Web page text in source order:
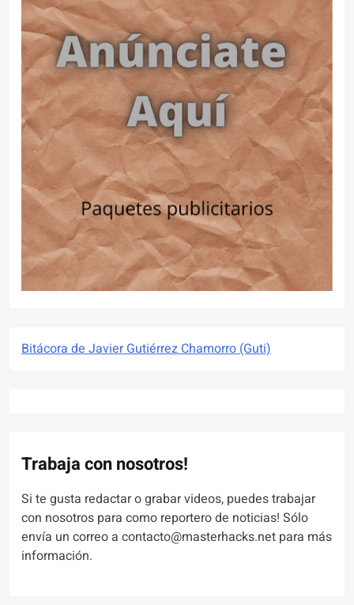
Bitácora de Javier Gutiérrez Chamorro (Guti)
Trabaja con nosotros!
Si te gusta redactar o grabar videos, puedes trabajar
con nosotros para como reportero de noticias! Sólo
envía un correo a contacto@masterhacks.net para más
información.